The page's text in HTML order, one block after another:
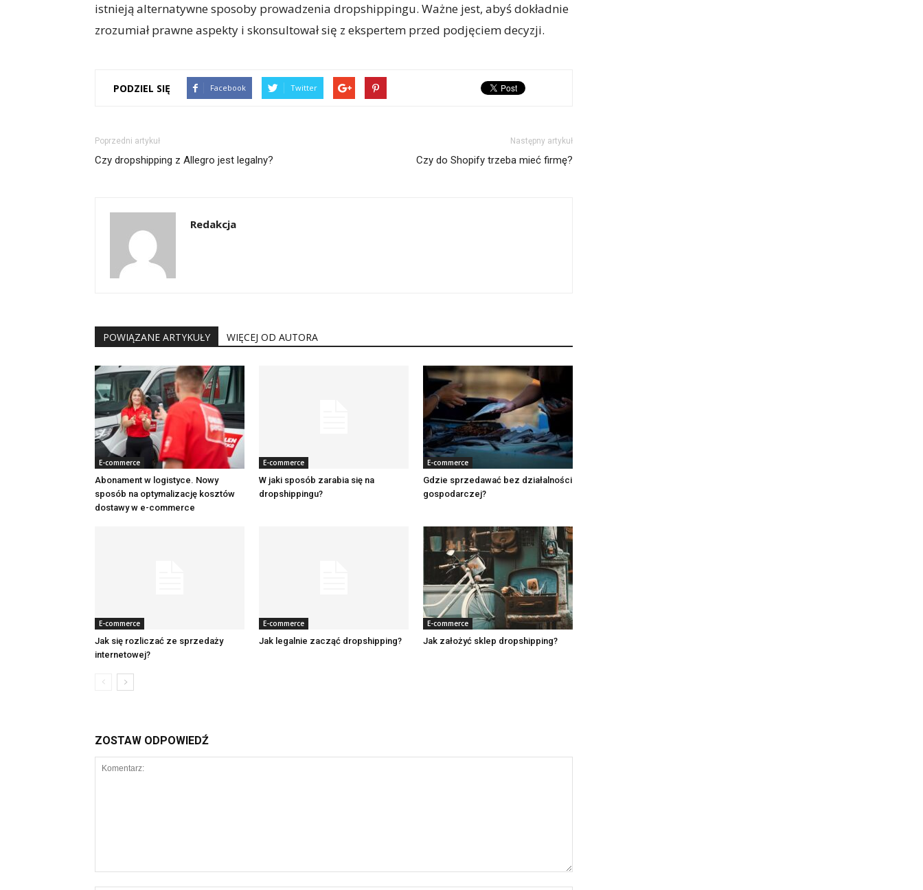
istnieją alternatywne sposoby prowadzenia dropshippingu. Ważne jest, abyś dokładnie
zrozumiał prawne aspekty i skonsultował się z ekspertem przed podjęciem decyzji.
PODZIEL SIĘ Facebook Twitter
Poprzedni artykuł
Czy dropshipping z Allegro jest legalny?
Następny artykuł
Czy do Shopify trzeba mieć firmę?
Redakcja
POWIĄZANE ARTYKUŁY WIĘCEJ OD AUTORA
E-commerce
Abonament w logistyce. Nowy
sposób na optymalizację kosztów
dostawy w e-commerce
E-commerce
W jaki sposób zarabia się na
dropshippingu?
E-commerce
Gdzie sprzedawać bez działalności
gospodarczej?
E-commerce
Jak się rozliczać ze sprzedaży
internetowej?
E-commerce
Jak legalnie zacząć dropshipping?
E-commerce
Jak założyć sklep dropshipping?
ZOSTAW ODPOWIEDŹ